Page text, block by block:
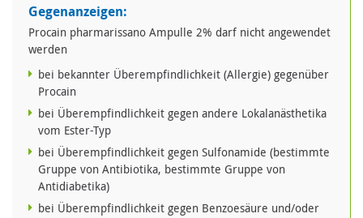
Gegenanzeigen:
Procain pharmarissano Ampulle 2% darf nicht angewendet
werden
bei bekannter Überempfindlichkeit (Allergie) gegenüber
Procain
bei Überempfindlichkeit gegen andere Lokalanästhetika
vom Ester-Typ
bei Überempfindlichkeit gegen Sulfonamide (bestimmte
Gruppe von Antibiotika, bestimmte Gruppe von
Antidiabetika)
bei Überempfindlichkeit gegen Benzoesäure und/oder